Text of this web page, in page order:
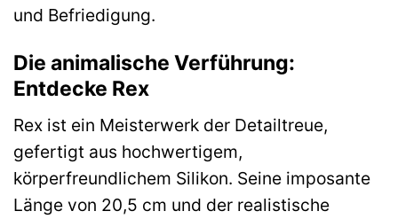
und Befriedigung.
Die animalische Verführung:
Entdecke Rex
Rex ist ein Meisterwerk der Detailtreue,
gefertigt aus hochwertigem,
körperfreundlichem Silikon. Seine imposante
Länge von 20,5 cm und der realistische